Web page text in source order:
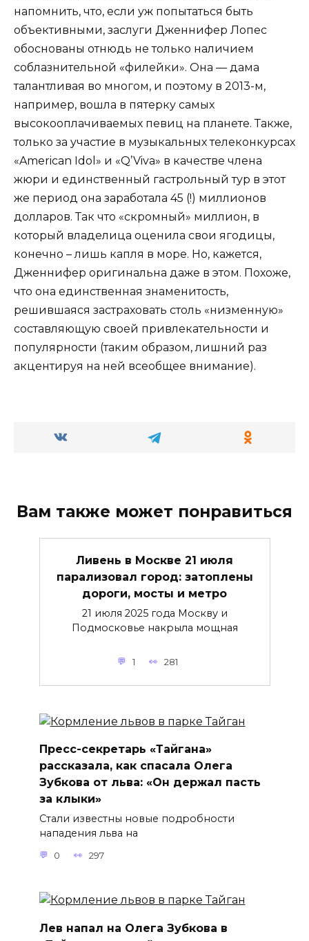
напомнить, что, если уж попытаться быть
объективными, заслуги Дженнифер Лопес
обоснованы отнюдь не только наличием
соблазнительной «филейки». Она — дама
талантливая во многом, и поэтому в 2013-м,
например, вошла в пятерку самых
высокооплачиваемых певиц на планете. Также,
только за участие в музыкальных телеконкурсах
«American Idol» и «Q’Viva» в качестве члена
жюри и единственный гастрольный тур в этот
же период она заработала 45 (!) миллионов
долларов. Так что «скромный» миллион, в
который владелица оценила свои ягодицы,
конечно – лишь капля в море. Но, кажется,
Дженнифер оригинальна даже в этом. Похоже,
что она единственная знаменитость,
решившаяся застраховать столь «низменную»
составляющую своей привлекательности и
популярности (таким образом, лишний раз
акцентируя на ней всеобщее внимание).
Вам также может понравиться
Ливень в Москве 21 июля
парализовал город: затоплены
дороги, мосты и метро
21 июля 2025 года Москву и
Подмосковье накрыла мощная
1 281
Пресс-секретарь «Тайгана»
рассказала, как спасала Олега
Зубкова от льва: «Он держал пасть
за клыки»
Стали известны новые подробности
нападения льва на
0 297
Лев напал на Олега Зубкова в